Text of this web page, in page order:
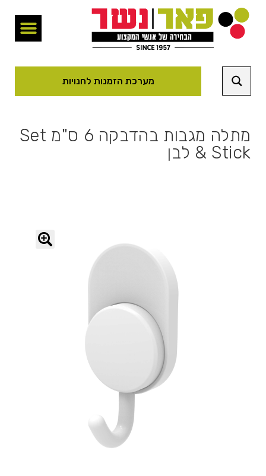
מערכת הזמנות לחנויות
מתלה מגבות בהדבקה 6 ס"מ Set
& Stick לבן